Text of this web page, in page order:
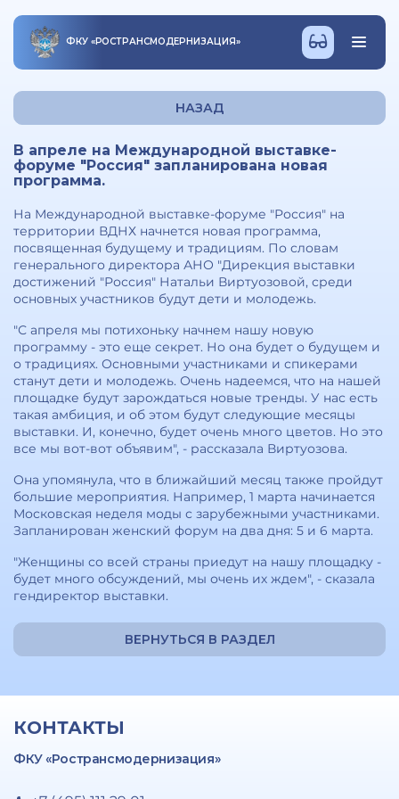
ФКУ «РОСТРАНСМОДЕРНИЗАЦИЯ»
НАЗАД
В апреле на Международной выставке-
форуме "Россия" запланирована новая
программа.
На Международной выставке-форуме "Россия" на
территории ВДНХ начнется новая программа,
посвященная будущему и традициям. По словам
генерального директора АНО "Дирекция выставки
достижений "Россия" Натальи Виртуозовой, среди
основных участников будут дети и молодежь.
"С апреля мы потихоньку начнем нашу новую
программу - это еще секрет. Но она будет о будущем и
о традициях. Основными участниками и спикерами
станут дети и молодежь. Очень надеемся, что на нашей
площадке будут зарождаться новые тренды. У нас есть
такая амбиция, и об этом будут следующие месяцы
выставки. И, конечно, будет очень много цветов. Но это
все мы вот-вот объявим", - рассказала Виртуозова.
Она упомянула, что в ближайший месяц также пройдут
большие мероприятия. Например, 1 марта начинается
Московская неделя моды с зарубежными участниками.
Запланирован женский форум на два дня: 5 и 6 марта.
"Женщины со всей страны приедут на нашу площадку -
будет много обсуждений, мы очень их ждем", - сказала
гендиректор выставки.
ВЕРНУТЬСЯ В РАЗДЕЛ
КОНТАКТЫ
ФКУ «Ространсмодернизация»